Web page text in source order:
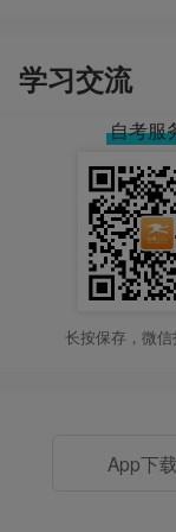
学习交流
自考服
长按保存，微
App下载